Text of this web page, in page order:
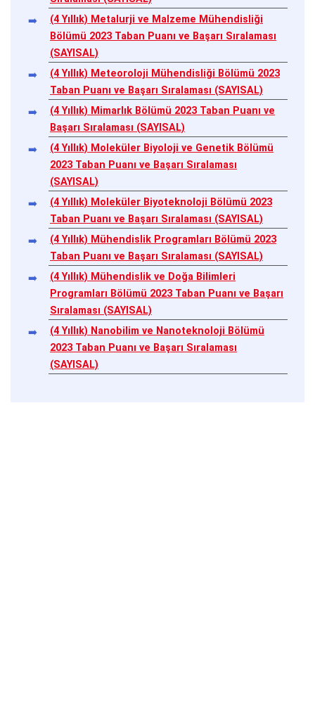
(4 Yıllık) Metalurji ve Malzeme Mühendisliği
Bölümü 2023 Taban Puanı ve Başarı Sıralaması
(SAYISAL)
(4 Yıllık) Meteoroloji Mühendisliği Bölümü 2023
Taban Puanı ve Başarı Sıralaması (SAYISAL)
(4 Yıllık) Mimarlık Bölümü 2023 Taban Puanı ve
Başarı Sıralaması (SAYISAL)
(4 Yıllık) Moleküler Biyoloji ve Genetik Bölümü
2023 Taban Puanı ve Başarı Sıralaması
(SAYISAL)
(4 Yıllık) Moleküler Biyoteknoloji Bölümü 2023
Taban Puanı ve Başarı Sıralaması (SAYISAL)
(4 Yıllık) Mühendislik Programları Bölümü 2023
Taban Puanı ve Başarı Sıralaması (SAYISAL)
(4 Yıllık) Mühendislik ve Doğa Bilimleri
Programları Bölümü 2023 Taban Puanı ve Başarı
Sıralaması (SAYISAL)
(4 Yıllık) Nanobilim ve Nanoteknoloji Bölümü
2023 Taban Puanı ve Başarı Sıralaması
(SAYISAL)